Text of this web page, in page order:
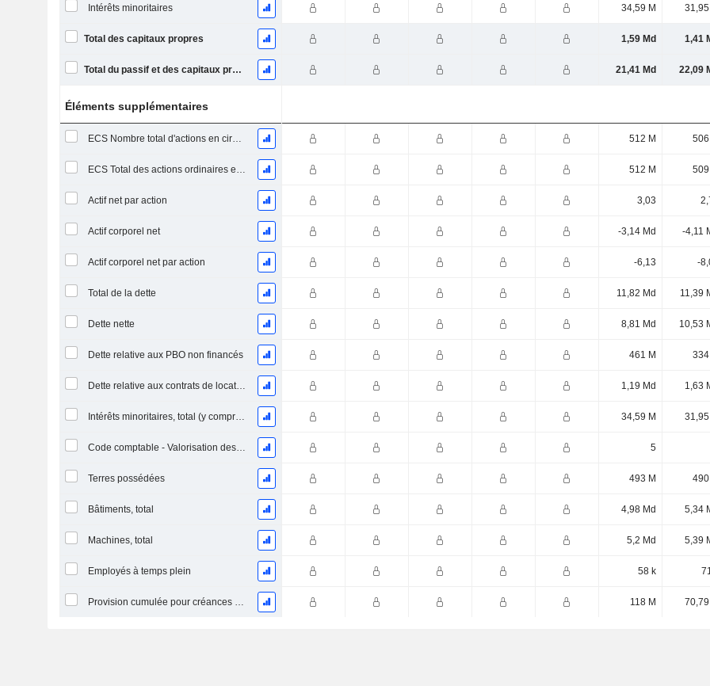
Intérêts minoritaires 34,59 M 31,95
Total des capitaux propres 1,59 Md 1,41
Total du passif et des capitaux propres 21,41 Md 22,09
Éléments supplémentaires
ECS Nombre total d'actions en circulation à la date de dépôt 512 M 506
ECS Total des actions ordinaires en circulation 512 M 509
Actif net par action 3,03
Actif corporel net -3,14 Md -4,11
Actif corporel net par action -6,13 -
Total de la dette 11,82 Md 11,39
Dette nette 8,81 Md 10,53
Dette relative aux PBO non financés 461 M 334
Dette relative aux contrats de location 1,19 Md 1,63
Intérêts minoritaires, total (y compris la division financière) 34,59 M 31,95
Code comptable - Valorisation des stocks 5
Terres possédées 493 M 490
Bâtiments, total 4,98 Md 5,34
Machines, total 5,2 Md 5,39
Employés à temps plein 58 k
Provision cumulée pour créances douteuses (Supple) 118 M 70,79